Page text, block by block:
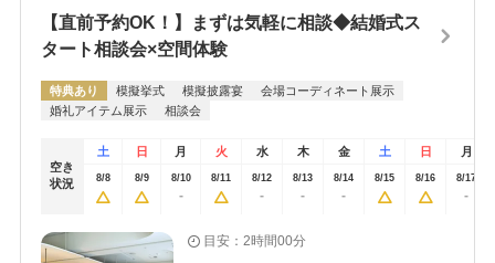
【直前予約OK！】まずは気軽に相談◆結婚式ス
タート相談会×空間体験
特典あり 模擬挙式 模擬披露宴
会場コーディネート展示
婚礼アイテム展示
相談会
空き
状況
土 日 月 火 水 木 金 土 日 月
8/8 8/9 8/10
-
8/11 8/12
-
8/13
-
8/14
-
8/15 8/16 8/17
-
目安：2時間00分